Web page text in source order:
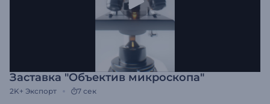
Заставка "Объектив микроскопа"
2K+ Экспорт 7 сек